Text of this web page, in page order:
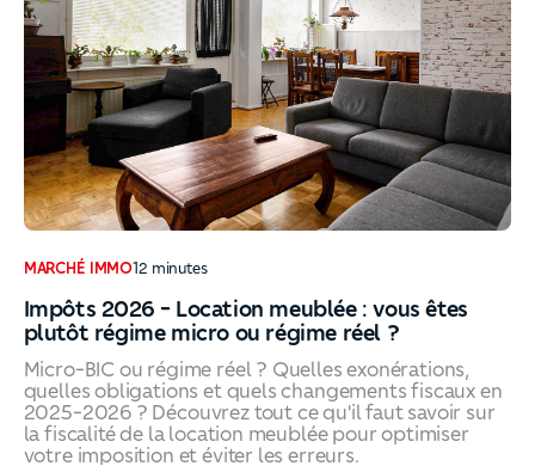
MARCHÉ IMMO12 minutes
Impôts 2026 - Location meublée : vous êtes
plutôt régime micro ou régime réel ?
Micro-BIC ou régime réel ? Quelles exonérations,
quelles obligations et quels changements fiscaux en
2025-2026 ? Découvrez tout ce qu'il faut savoir sur
la fiscalité de la location meublée pour optimiser
votre imposition et éviter les erreurs.